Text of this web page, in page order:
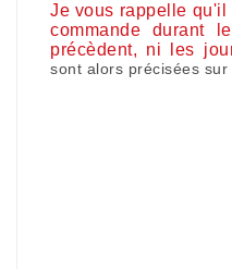
Je vous rappelle
commande durant
précèdent, ni les
sont alors précisées sur